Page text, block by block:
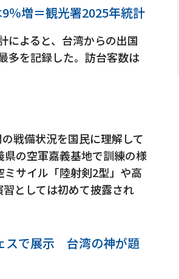
増＝観光署2025年統計
によると、台湾からの出国
多を記録した。訪台客数は
戦備状況を国民に理解して
の空軍嘉義基地で訓練の様
サイル「陸射剣2型」や高
としては初めて披露され
スで展示 台湾の神が題